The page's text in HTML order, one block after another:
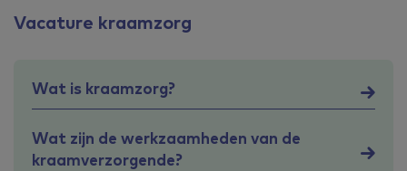
Vacature kraamzorg
Wat is kraamzorg?
Wat zijn de werkzaamheden van de
kraamverzorgende?